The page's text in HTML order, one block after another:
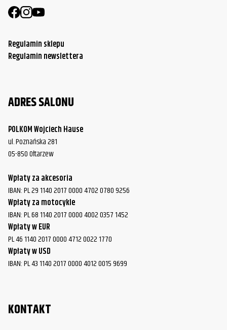
Regulamin sklepu
Regulamin newslettera
ADRES SALONU
POLKOM Wojciech Hause
ul. Poznańska 281
05-850 Ołtarzew
Wpłaty za akcesoria
IBAN: PL 29 1140 2017 0000 4702 0780 9256
Wpłaty za motocykle
IBAN: PL 68 1140 2017 0000 4002 0357 1452
Wpłaty w EUR
PL 46 1140 2017 0000 4712 0022 1770
Wpłaty w USD
IBAN: PL 43 1140 2017 0000 4012 0015 9699
KONTAKT